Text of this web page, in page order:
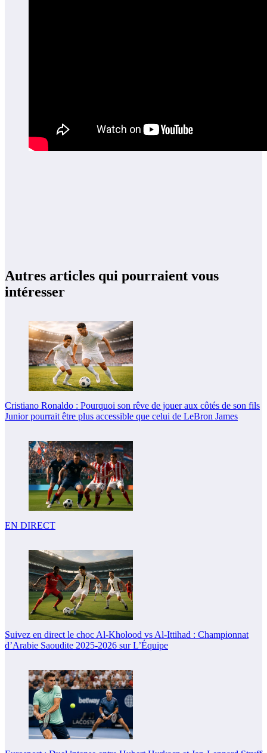
Autres articles qui pourraient vous
intéresser
Cristiano Ronaldo : Pourquoi son rêve de jouer aux côtés de son fils
Junior pourrait être plus accessible que celui de LeBron James
EN DIRECT
Suivez en direct le choc Al-Kholood vs Al-Ittihad : Championnat
d’Arabie Saoudite 2025-2026 sur L’Équipe